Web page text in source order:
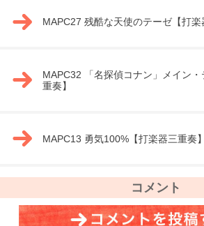
MAPC27 残酷な天使のテーゼ【打楽
MAPC32 「名探偵コナン」メイン
重奏】
MAPC13 勇気100%【打楽器三重奏】
コメント